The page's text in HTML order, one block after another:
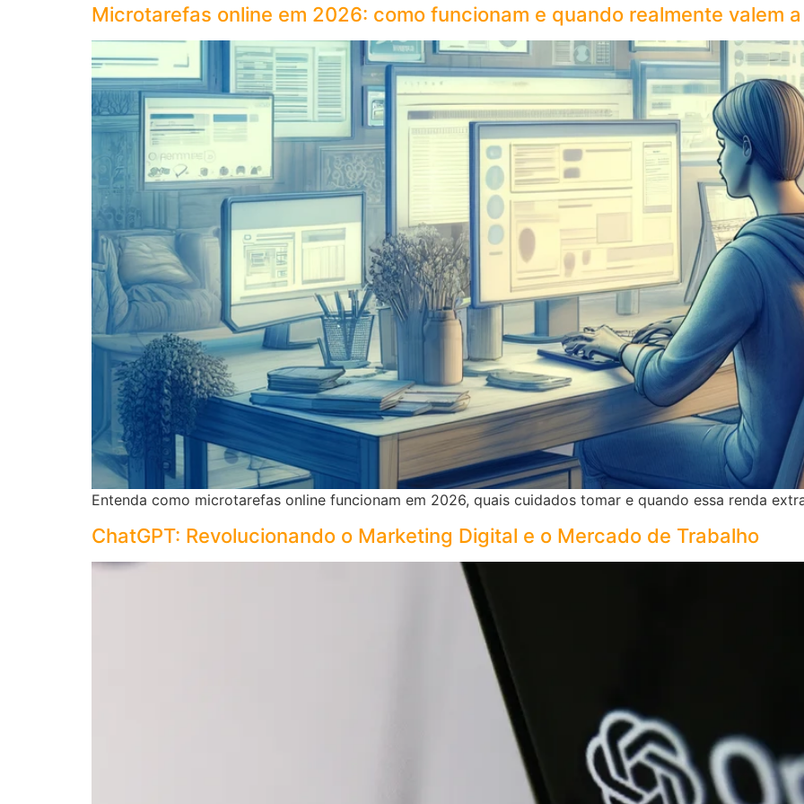
Microtarefas online em 2026: como funcionam e quando realmente valem
Entenda como microtarefas online funcionam em 2026, quais cuidados tomar e quando essa renda
ChatGPT: Revolucionando o Marketing Digital e o Mercado de Trabalho